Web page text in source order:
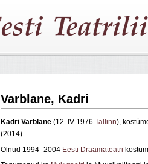
Varblane, Kadri
Kadri Varblane (12. IV 1976 Tallinn),
(2014).
Olnud 1994–2004 Eesti Draamateatri